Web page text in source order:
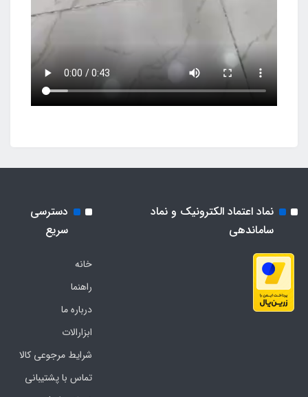
نماد اعتماد الکترونیک و نماد
ساماندهی
دسترسی
سریع
خانه
راهنما
درباره ما
ابزارالات
شرایط مرجوعی کالا
تماس با پشتیبانی